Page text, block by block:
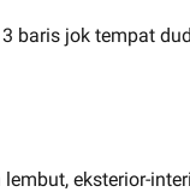
baris jok tempat
eksterior-